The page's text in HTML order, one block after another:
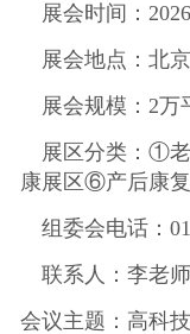
展会时间：
展会地点：北
展会规模：2万
展区分类：①
康展区⑥产后康
组委会电话：
联系人：李老
会议主题：高科